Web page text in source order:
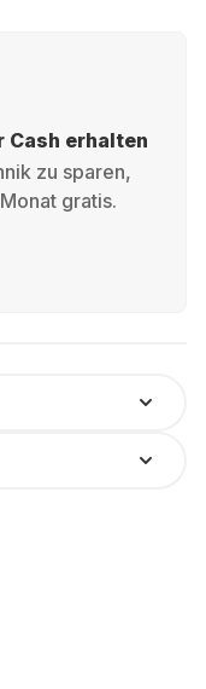
Cash erhalten
zu sparen,
gratis.